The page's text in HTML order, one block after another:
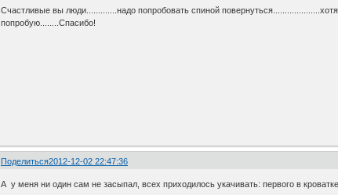
Счастливые вы люди.............надо попробовать спиной
попробую........Спасибо!
Поделиться2012-12-02 22:47:36
А у меня ни один сам не засыпал, всех приходилось укачивать: первого в